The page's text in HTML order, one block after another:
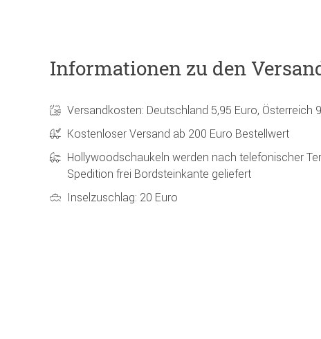
Informationen zu den
Versandkosten: Deutschland 5,95 Euro, Österreich
Kostenloser Versand ab 200 Euro Bestellwert
Hollywoodschaukeln werden nach telefonischer
Spedition frei Bordsteinkante geliefert
Inselzuschlag: 20 Euro